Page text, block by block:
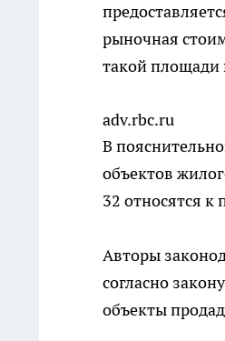
рыночная
такой площади
adv.rbc.ru
В
объектов
32 относятся
Авторы
согласно
объекты